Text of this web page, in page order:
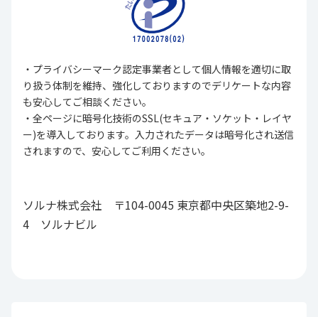
・プライバシーマーク認定事業者として個人情報を適切に取
り扱う体制を維持、強化しておりますのでデリケートな内容
も安心してご相談ください。
・全ページに暗号化技術のSSL(セキュア・ソケット・レイヤ
ー)を導入しております。入力されたデータは暗号化され送信
されますので、安心してご利用ください。
ソルナ株式会社 〒104-0045 東京都中央区築地2-9-
4 ソルナビル